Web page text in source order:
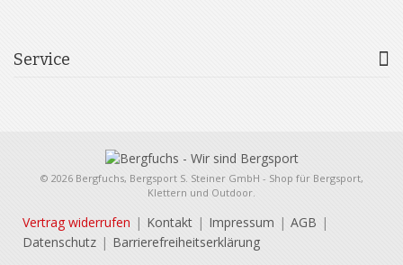
Service
© 2026 Bergfuchs, Bergsport S. Steiner GmbH - Shop für Bergsport,
Klettern und Outdoor.
Vertrag widerrufen Kontakt Impressum
AGB
Datenschutz
Barrierefreiheitserklärung